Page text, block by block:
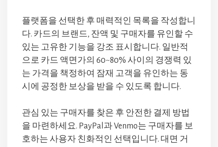
플랫폼을 선택한 후 매력적인 목록을 작성합니
다. 카드의 브랜드, 잔액 및 구매자를 유인할 수
있는 고유한 기능을 강조 표시합니다. 일반적
으로 카드 액면가의 60~80% 사이의 경쟁력 있
는 가격을 책정하여 잠재 고객을 유인하는 동
시에 공정한 보상을 받을 수 있도록 합니다.
관심 있는 구매자를 찾은 후 안전한 결제 방법
을 마련하세요. PayPal과 Venmo는 구매자를 보
호하는 사용자 친화적인 선택입니다. 대면 거